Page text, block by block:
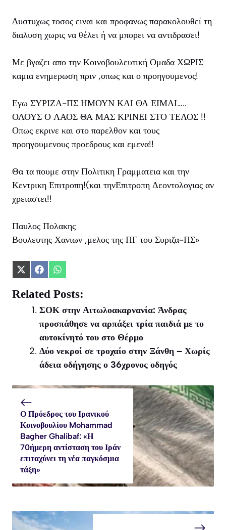
Δυστυχως τοσος ειναι και προφανως παρακολουθεί τη
διαλυση χωρις να θέλει ή να μπορει να αντιδρασει!
Με βγαζει απο την Κοινοβουλευτική Ομαδα ΧΩΡΙΣ
καμια ενημερωση πριν ,οπως και ο προηγουμενος!
Εγω ΣΥΡΙΖΑ-ΠΣ ΗΜΟΥΝ ΚΑΙ ΘΑ ΕΙΜΑΙ…..
ΟΛΟΥΣ Ο ΛΑΟΣ ΘΑ ΜΑΣ ΚΡΙΝΕΙ ΣΤΟ ΤΕΛΟΣ !!
Οπως εκρινε και στο παρελθον και τους
προηγουμενους προεδρους και εμενα!!
Θα τα πουμε στην Πολιτικη Γραμματεια και την
Κεντρικη Επιτροπη!(και τηνΕπιτροπη Δεοντολογιας αν
χρειαστει!!
Παυλος Πολακης
Βουλευτης Χανιων ,μελος της ΠΓ του Συριζα-ΠΣ»
Share
X
(Twitter)
Share
Facebook
Share
WhatsApp
Related Posts:
ΣΟΚ στην Αιτωλοακαρνανία: Άνδρας
προσπάθησε να αρπάξει τρία παιδιά με το
αυτοκίνητό του στο Θέρμο
Δύο νεκροί σε τροχαίο στην Ξάνθη – Χωρίς
άδεια οδήγησης ο 36χρονος οδηγός
Ο Πρόεδρος του Ιρανικού
Κοινοβουλίου Mohammad
Bagher Ghalibaf: «Η
70ήμερη αντίσταση του Ιράν
επιταχύνει τη νέα παγκόσμια
τάξη»